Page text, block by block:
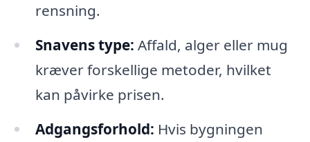
rensning.
Snavens type: Affald, alger eller mug
kræver forskellige metoder, hvilket
kan påvirke prisen.
Adgangsforhold: Hvis bygningen